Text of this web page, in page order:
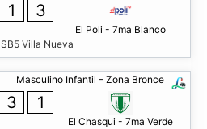
1 3
El Poli - 7ma Blanco
SB5 Villa Nueva
Masculino Infantil – Zona Bronce
3 1
El Chasqui - 7ma Verde